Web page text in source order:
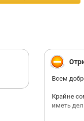
Всем
Крайне
иметь